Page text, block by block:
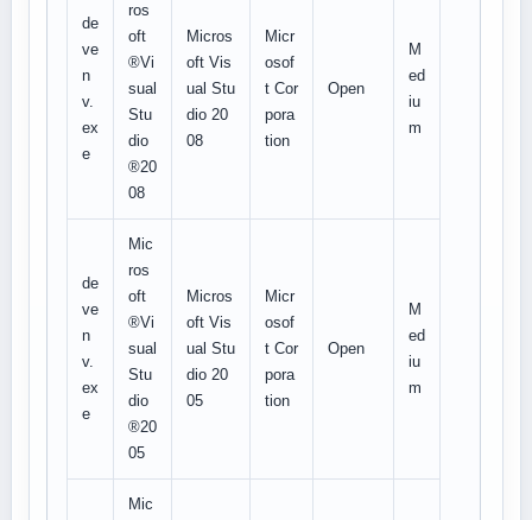
de
ve
n
v.
ex
e
ros
oft
®Vi
sual
Stu
dio
®20
08
Micros
oft Vis
ual Stu
dio 20
08
Micr
osof
t Cor
pora
tion
Open
M
ed
iu
m
de
ve
n
v.
ex
e
Mic
ros
oft
®Vi
sual
Stu
dio
®20
05
Micros
oft Vis
ual Stu
dio 20
05
Micr
osof
t Cor
pora
tion
Open
M
ed
iu
m
Mic